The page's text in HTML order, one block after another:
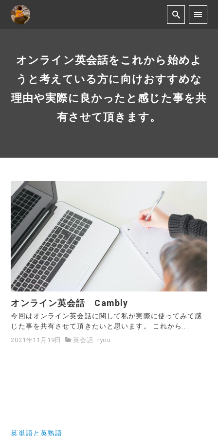
オンライン英会話をこれから始めよ
うと考えている方に向けおすすめな
理由や実際に良かったと感じた事を共
有させて頂きます。
オンライン英会話 Cambly
今回はオンライン英会話に関して私が実際に使ってみて感
じた事を共有させて頂きたいと思います。 これから...
2021年11月19日 英会話 ryou
英単語と英熟語